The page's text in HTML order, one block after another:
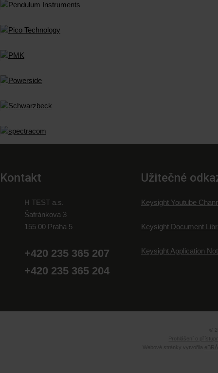
Kontakt
H TEST a.s.
Šafránkova 3
155 00 Praha 5
+420 235 365 207
+420 235 365 204
Užitečné
Keysight Youtube
Keysight Document
Keysight Application
Prohlášení o
Webové stránky vytvořila